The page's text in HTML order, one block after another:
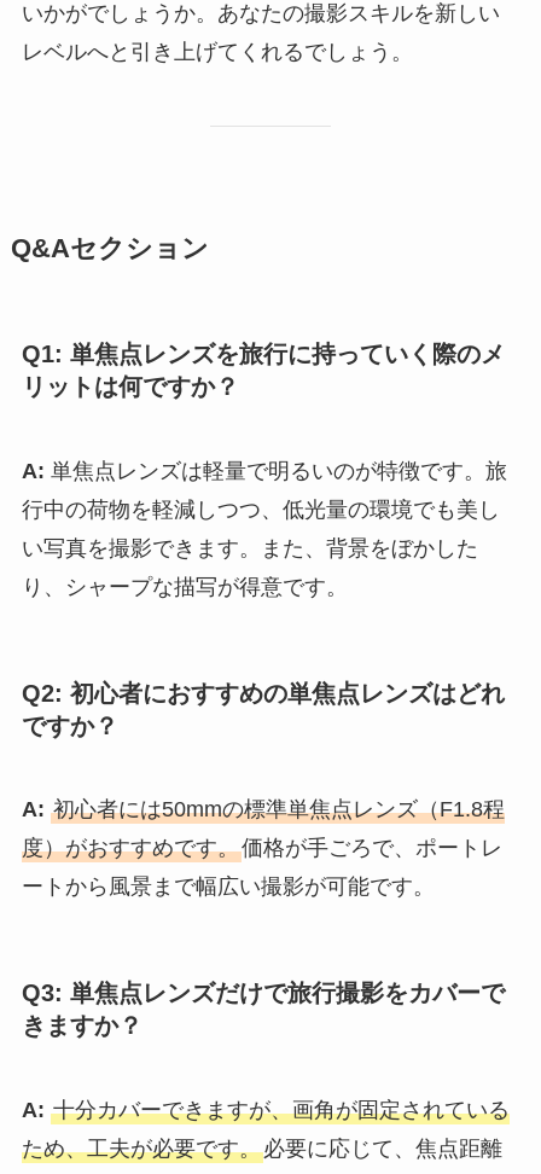
いかがでしょうか。あなたの撮影スキルを新しい
レベルへと引き上げてくれるでしょう。
Q&Aセクション
Q1: 単焦点レンズを旅行に持っていく際のメ
リットは何ですか？
A: 単焦点レンズは軽量で明るいのが特徴です。旅
行中の荷物を軽減しつつ、低光量の環境でも美し
い写真を撮影できます。また、背景をぼかした
り、シャープな描写が得意です。
Q2: 初心者におすすめの単焦点レンズはどれ
ですか？
A: 初心者には50mmの標準単焦点レンズ（F1.8程
度）がおすすめです。価格が手ごろで、ポートレ
ートから風景まで幅広い撮影が可能です。
Q3: 単焦点レンズだけで旅行撮影をカバーで
きますか？
A: 十分カバーできますが、画角が固定されている
ため、工夫が必要です。必要に応じて、焦点距離